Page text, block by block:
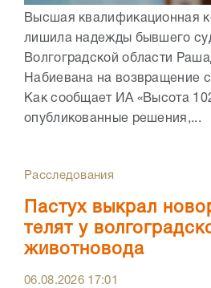
Высшая квалификационная
лишила надежды бывшего
Волгоградской области
Набиевана на возвращение
Как сообщает ИА «Высота
опубликованные решения,...
Расследования
Пастух выкрал
телят у
животновода
06.08.2026 17:01